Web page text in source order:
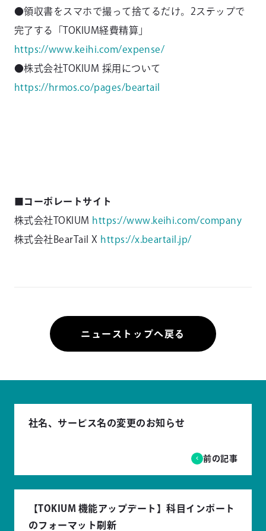
●領収書をスマホで撮って捨てるだけ。2ステップで
完了する「TOKIUM経費精算」
https://www.keihi.com/expense/
●株式会社TOKIUM 採用について
https://hrmos.co/pages/beartail
■コーポレートサイト
株式会社TOKIUM https://www.keihi.com/company
株式会社BearTail X https://x.beartail.jp/
ニューストップへ戻る
社名、サービス名の変更のお知らせ
前の記事
【TOKIUM 機能アップデート】科目インポート
のフォーマット刷新